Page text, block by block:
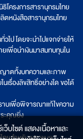
โครงการสารานุกรมไทย
ตหนังสือสารานุกรมไทย
วไป โดยจะนำไปแจกจ่ายให้
เพื่อนำเงินมาสมทบทุนใน
าตทั้งบทความและภาพ
เรื่องลิขสิทธิ์อย่างใด ขอได้
าบเพื่อพิจารณาแก้ไขความ
ะคุณยิ่ง
บไซต์ แสดงเนื้อหาและ